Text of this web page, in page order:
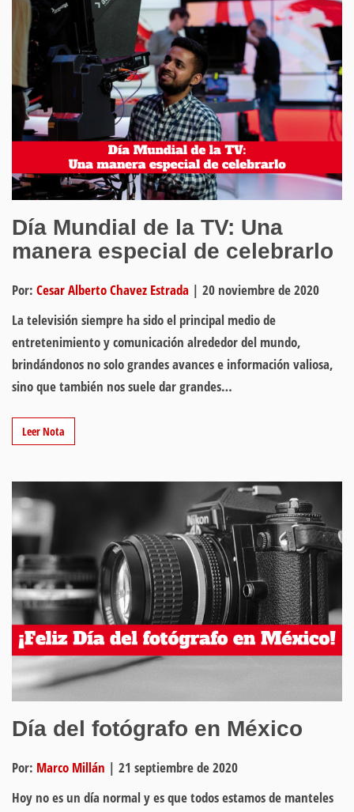
Día Mundial de la TV: Una
manera especial de celebrarlo
Por: Cesar Alberto Chavez Estrada | 20 noviembre de 2020
La televisión siempre ha sido el principal medio de
entretenimiento y comunicación alrededor del mundo,
brindándonos no solo grandes avances e información valiosa,
sino que también nos suele dar grandes…
Leer Nota
Día del fotógrafo en México
Por: Marco Millán | 21 septiembre de 2020
Hoy no es un día normal y es que todos estamos de manteles